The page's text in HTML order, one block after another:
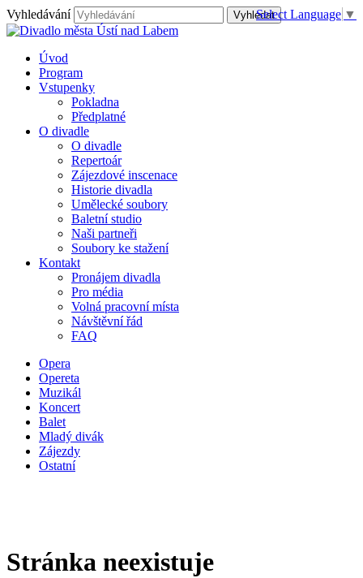
Vyhledávání
Úvod
Program
Vstupenky
Pokladna
Předplatné
O divadle
O divadle
Repertoár
Zájezdové inscenace
Historie divadla
Umělecké soubory
Baletní studio
Naši partneři
Soubory ke stažení
Kontakt
Pronájem divadla
Pro média
Volná pracovní místa
Návštěvní řád
FAQ
Select Language ▼
Opera
Opereta
Muzikál
Koncert
Balet
Mladý divák
Zájezdy
Ostatní
Stránka neexistuje